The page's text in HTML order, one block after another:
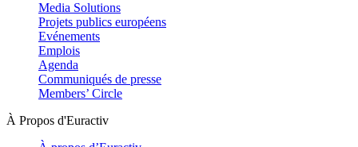
Media Solutions
Projets publics européens
Evénements
Emplois
Agenda
Communiqués de presse
Members’ Circle
À Propos d'Euractiv